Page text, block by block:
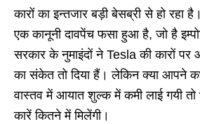
कारों का इन्तजार बड़ी बेसब्री से हो रहा
एक कानूनी दावपेंच फसा हुआ है, जो है
सरकार के नुमाइंदों ने Tesla की कारों
का संकेत तो दिया हैं। लेकिन क्या आपने
वास्तव में आयात शुल्क में कमी लाई गयी
कारें कितने में मिलेंगी।